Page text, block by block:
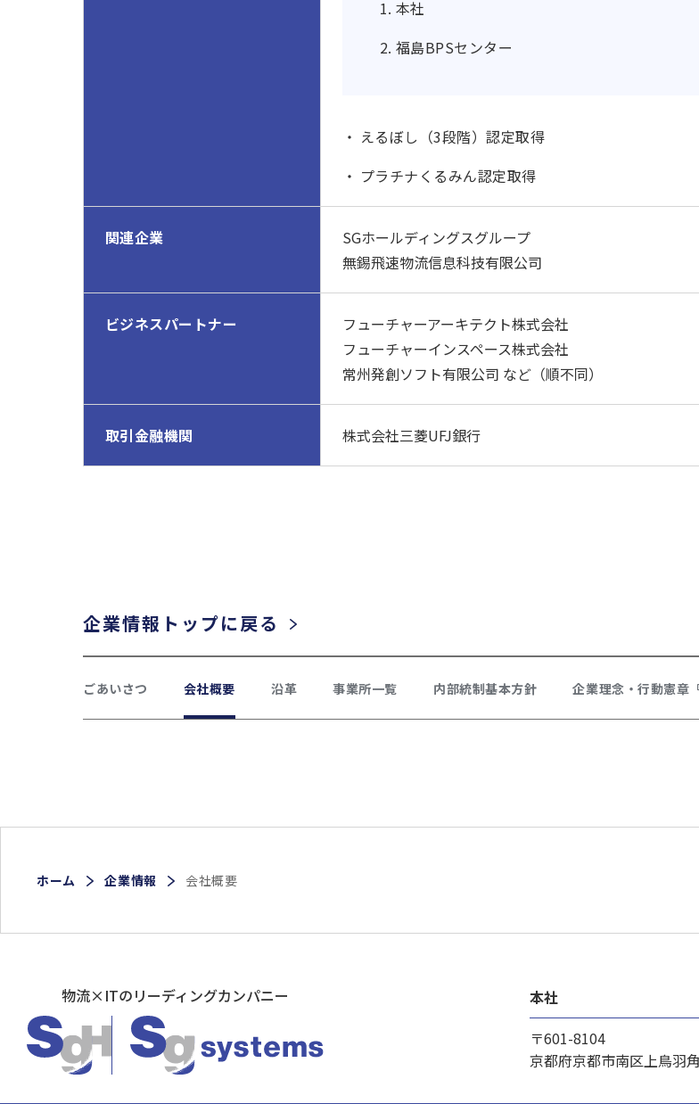
本社
福島BPSセンター
えるぼし（3段階）認定取得
プラチナくるみん認定取得
関連企業
SGホールディングスグループ
無錫飛速物流信息科技有限公司
ビジネスパートナー
フューチャーアーキテクト株式会社
フューチャーインスペース株式会社
常州発創ソフト有限公司 など（順不同）
取引金融機関 株式会社三菱UFJ銀行
企業情報トップに戻る
ごあいさつ 会社概要 沿革 事業所一覧 内部統制基本方針 企業理念・行動憲章
ホーム 企業情報 会社概要
物流×ITのリーディングカンパニー
本社
〒601-8104
京都府京都市南区上鳥羽